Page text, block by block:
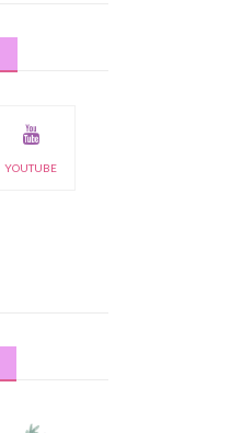
YOUTUBE